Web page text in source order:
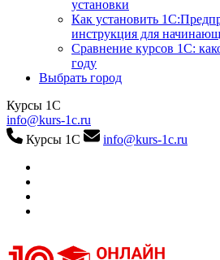
установки
Как установить
инструкция для
Сравнение курсов 1С:
году
Выбрать город
Курсы 1С
info@kurs-1c.ru
Курсы 1С
info@kurs-1c.ru